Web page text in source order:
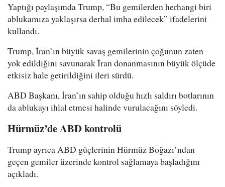
Yaptığı paylaşımda Trump, “Bu gemilerden herhangi biri
ablukamıza yaklaşırsa derhal imha edilecek” ifadelerini
kullandı.
Trump, İran’ın büyük savaş gemilerinin çoğunun zaten
yok edildiğini savunarak İran donanmasının büyük ölçüde
etkisiz hale getirildiğini ileri sürdü.
ABD Başkanı, İran’ın sahip olduğu hızlı saldırı botlarının
da ablukayı ihlal etmesi halinde vurulacağını söyledi.
Hürmüz’de ABD kontrolü
Trump ayrıca ABD güçlerinin Hürmüz Boğazı’ndan
geçen gemiler üzerinde kontrol sağlamaya başladığını
açıkladı.